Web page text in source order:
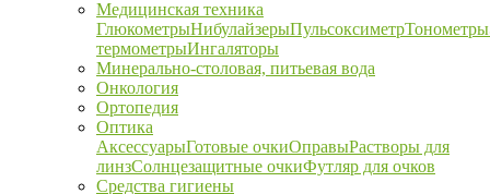
Медицинская техника
ГлюкометрыНибулайзерыПульсоксиметрТонометры
термометрыИнгаляторы
Минерально-столовая, питьевая вода
Онкология
Ортопедия
Оптика
АксессуарыГотовые очкиОправыРастворы для
линзСолнцезащитные очкиФутляр для очков
Средства гигиены